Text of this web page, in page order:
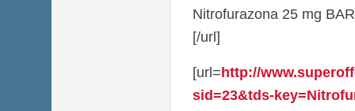
Nitrofurazona 25 mg
[/url]
[url=http://
sid=23&tds-